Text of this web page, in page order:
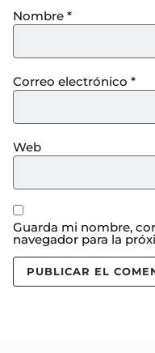
Nombre *
Correo electrónico *
Web
Guarda mi nombre,
navegador para la